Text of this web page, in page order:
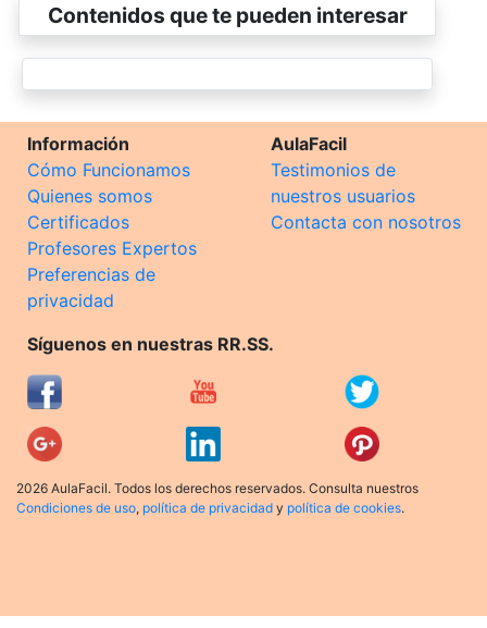
Contenidos que te pueden interesar
Información
Cómo Funcionamos
Quienes somos
Certificados
Profesores Expertos
Preferencias de
privacidad
AulaFacil
Testimonios de
nuestros usuarios
Contacta con nosotros
Síguenos en nuestras RR.SS.
2026 AulaFacil. Todos los derechos reservados. Consulta nuestros
Condiciones de uso, política de privacidad y política de cookies.